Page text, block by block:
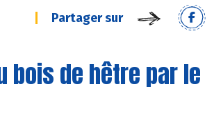
Partager sur
bois de hêtre par le